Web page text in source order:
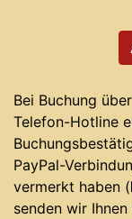
Bei Buchung
Telefon-Hotline
PayPal-
vermerkt haben (
senden wir